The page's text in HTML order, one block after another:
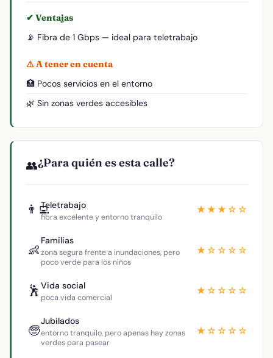
✔ Ventajas
📡 Fibra de 1 Gbps — ideal para teletrabajo
⚠ A tener en cuenta
🏥 Pocos servicios en el entorno
🌿 Sin zonas verdes accesibles
👥¿Para quién es esta calle?
👨‍💻Teletrabajo
fibra excelente y entorno tranquilo
★★★☆☆
👶
Familias
zona segura frente a inundaciones, pero
poco verde para los niños
★☆☆☆☆
🕺 Vida social
poca vida comercial
★☆☆☆☆
🧓
Jubilados
entorno tranquilo, pero apenas hay zonas
verdes para pasear
★☆☆☆☆